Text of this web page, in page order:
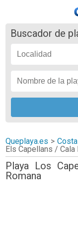
Buscador de
Queplaya.es >
Els Capellans / Cala
Playa Los
Romana